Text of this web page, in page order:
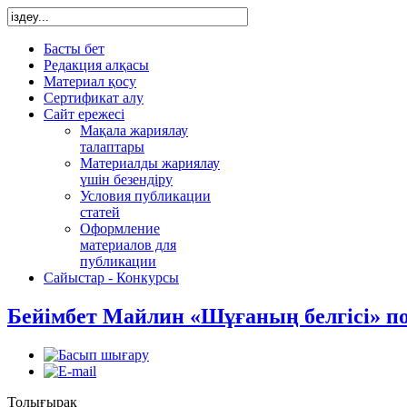
Басты бет
Редакция алқасы
Материал қосу
Сертификат алу
Сайт ережесі
Мақала жариялау
талаптары
Материалды жариялау
үшін безендіру
Условия публикации
статей
Оформление
материалов для
публикации
Сайыстар - Конкурсы
Бейімбет Майлин «Шұғаның белгісі»
Толығырақ